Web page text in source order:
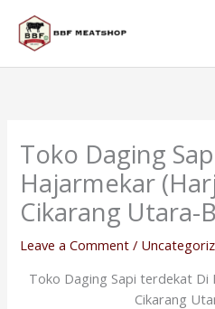
content
Toko Daging
Hajarmekar
Cikarang Utara-
Leave a Comment /
Toko Daging Sapi terdekat
Cikarang